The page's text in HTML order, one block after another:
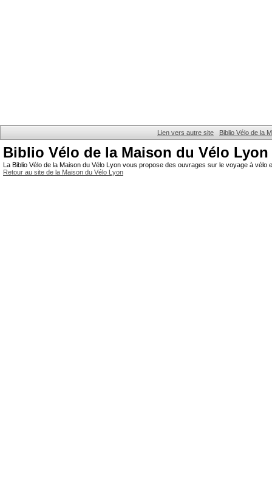
Lien vers autre site Biblio Vélo de la
Biblio Vélo de la Maison du Vélo Lyon
La Biblio Vélo de la Maison du Vélo Lyon vous propose des ouvrages sur le voyage à
Retour au site de la Maison du Vélo Lyon